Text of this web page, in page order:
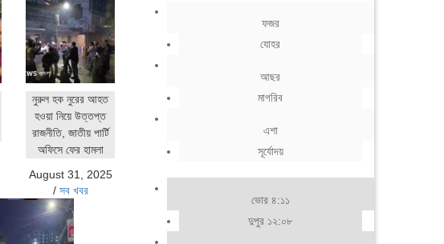
নুরুল হক নুরের আহত
হওয়া নিয়ে উত্তপ্ত
রাজনীতি, জাতীয় পার্টি
অফিসে ফের হামলা
August 31, 2025
/ সব খবর
ফজর
যোহর
আছর
মাগরিব
এশা
সূর্যোদয়
ভোর ৪:১১
দুপুর ১২:০৮